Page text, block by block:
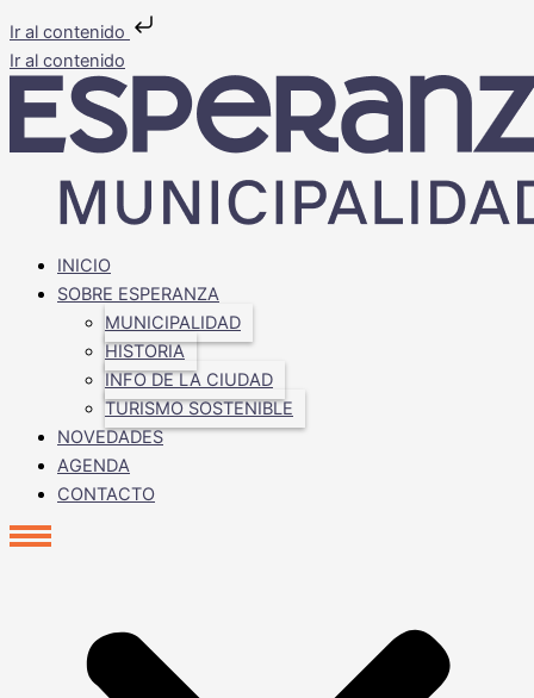
Ir al contenido
Ir al contenido
INICIO
SOBRE ESPERANZA
MUNICIPALIDAD
HISTORIA
INFO DE LA CIUDAD
TURISMO SOSTENIBLE
NOVEDADES
AGENDA
CONTACTO